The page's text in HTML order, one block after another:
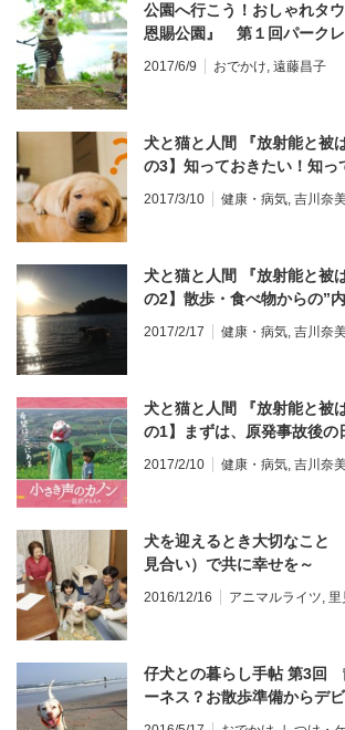
公園へ行こう！おしゃれタ
恩賜公園』 第１回パーク
2017/6/9 おでかけ, 遠藤昌子
犬と猫と人間 『放射能と被
の3】知っておきたい！知っ
と被ばく』についてのキーワ
2017/3/10 健康・病気, 吉川奈
犬と猫と人間 『放射能と被
の2】散歩・食べ物からの”
2017/2/17 健康・病気, 吉川奈
犬と猫と人間 『放射能と被
の1】まずは、原発事故後の
2017/2/10 健康・病気, 吉川奈
犬を迎えるとき大切なこと
見合い）で共に幸せを～
2016/12/16 アニマルライツ, 里
仔犬との暮らし手帖 第3
ーネス？お散歩準備からデ